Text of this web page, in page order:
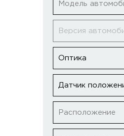
Модель
Версия
Оптика
Расположение